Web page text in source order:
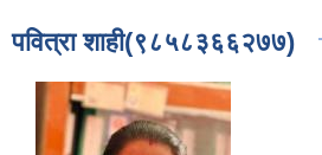
पवित्रा शाही(९८५८३६६२७७)